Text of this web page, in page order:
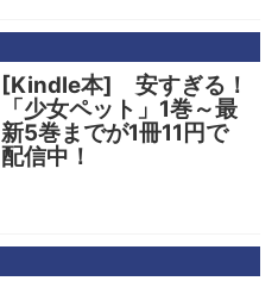
[Kindle本] 安すぎる！
「少女ペット」1巻～最
新5巻までが1冊11円で
配信中！